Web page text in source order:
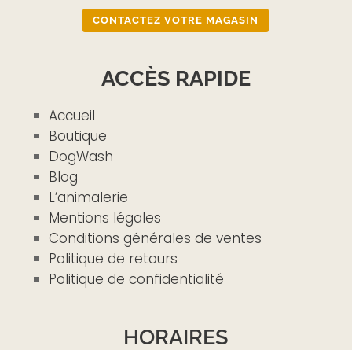
CONTACTEZ VOTRE MAGASIN
ACCÈS RAPIDE
Accueil
Boutique
DogWash
Blog
L’animalerie
Mentions légales
Conditions générales de ventes
Politique de retours
Politique de confidentialité
HORAIRES